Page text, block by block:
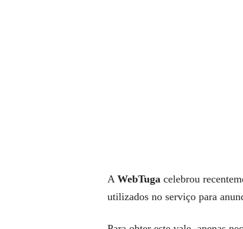
A WebTuga celebrou
utilizados no serviço para